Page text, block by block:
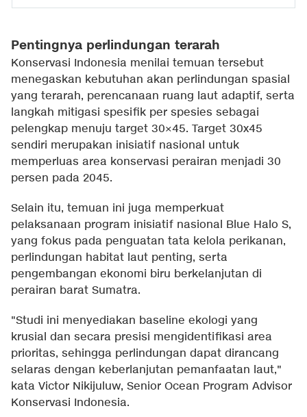
Pentingnya perlindungan terarah
Konservasi Indonesia menilai temuan tersebut
menegaskan kebutuhan akan perlindungan spasial
yang terarah, perencanaan ruang laut adaptif, serta
langkah mitigasi spesifik per spesies sebagai
pelengkap menuju target 30×45. Target 30x45
sendiri merupakan inisiatif nasional untuk
memperluas area konservasi perairan menjadi 30
persen pada 2045.
Selain itu, temuan ini juga memperkuat
pelaksanaan program inisiatif nasional Blue Halo S,
yang fokus pada penguatan tata kelola perikanan,
perlindungan habitat laut penting, serta
pengembangan ekonomi biru berkelanjutan di
perairan barat Sumatra.
"Studi ini menyediakan baseline ekologi yang
krusial dan secara presisi mengidentifikasi area
prioritas, sehingga perlindungan dapat dirancang
selaras dengan keberlanjutan pemanfaatan laut,"
kata Victor Nikijuluw, Senior Ocean Program Advisor
Konservasi Indonesia.